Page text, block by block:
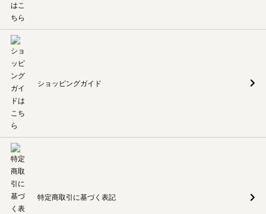
ショッピングガイド
特定商取引に基づく表記